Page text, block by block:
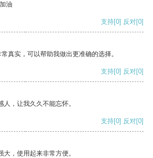
油
支持[0] 反对[0]
真实，可以帮助我做出更准确的选择。
支持[0] 反对[0]
，让我久久不能忘怀。
支持[0] 反对[0]
，使用起来非常方便。